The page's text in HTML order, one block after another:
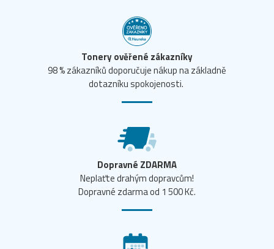
Tonery ověřené zákazníky
98 % zákazníků doporučuje nákup na základně
dotazníku spokojenosti.
Dopravné ZDARMA
Neplaťte drahým dopravcům!
Dopravné zdarma od 1 500 Kč.